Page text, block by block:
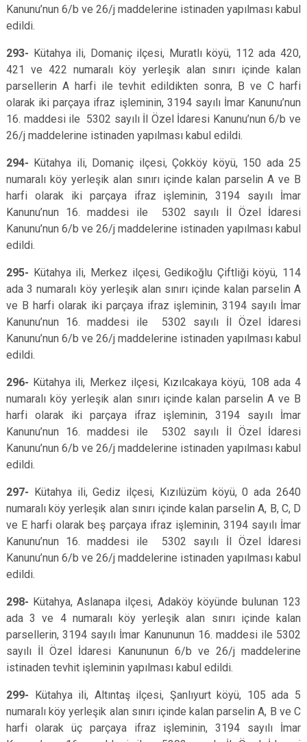
Kanunu’nun 6/b ve 26/j maddelerine istinaden yapılması kabul
edildi.
293- Kütahya ili, Domaniç ilçesi, Muratlı köyü, 112 ada 420,
421 ve 422 numaralı köy yerleşik alan sınırı içinde kalan
parsellerin A harfi ile tevhit edildikten sonra, B ve C harfi
olarak iki parçaya ifraz işleminin, 3194 sayılı İmar Kanunu’nun
16. maddesi ile 5302 sayılı İl Özel İdaresi Kanunu’nun 6/b ve
26/j maddelerine istinaden yapılması kabul edildi.
294- Kütahya ili, Domaniç ilçesi, Çokköy köyü, 150 ada 25
numaralı köy yerleşik alan sınırı içinde kalan parselin A ve B
harfi olarak iki parçaya ifraz işleminin, 3194 sayılı İmar
Kanunu’nun 16. maddesi ile 5302 sayılı İl Özel İdaresi
Kanunu’nun 6/b ve 26/j maddelerine istinaden yapılması kabul
edildi.
295- Kütahya ili, Merkez ilçesi, Gedikoğlu Çiftliği köyü, 114
ada 3 numaralı köy yerleşik alan sınırı içinde kalan parselin A
ve B harfi olarak iki parçaya ifraz işleminin, 3194 sayılı İmar
Kanunu’nun 16. maddesi ile 5302 sayılı İl Özel İdaresi
Kanunu’nun 6/b ve 26/j maddelerine istinaden yapılması kabul
edildi.
296- Kütahya ili, Merkez ilçesi, Kızılcakaya köyü, 108 ada 4
numaralı köy yerleşik alan sınırı içinde kalan parselin A ve B
harfi olarak iki parçaya ifraz işleminin, 3194 sayılı İmar
Kanunu’nun 16. maddesi ile 5302 sayılı İl Özel İdaresi
Kanunu’nun 6/b ve 26/j maddelerine istinaden yapılması kabul
edildi.
297- Kütahya ili, Gediz ilçesi, Kızılüzüm köyü, 0 ada 2640
numaralı köy yerleşik alan sınırı içinde kalan parselin A, B, C, D
ve E harfi olarak beş parçaya ifraz işleminin, 3194 sayılı İmar
Kanunu’nun 16. maddesi ile 5302 sayılı İl Özel İdaresi
Kanunu’nun 6/b ve 26/j maddelerine istinaden yapılması kabul
edildi.
298- Kütahya, Aslanapa ilçesi, Adaköy köyünde bulunan 123
ada 3 ve 4 numaralı köy yerleşik alan sınırı içinde kalan
parsellerin, 3194 sayılı İmar Kanununun 16. maddesi ile 5302
sayılı İl Özel İdaresi Kanununun 6/b ve 26/j maddelerine
istinaden tevhit işleminin yapılması kabul edildi.
299- Kütahya ili, Altıntaş ilçesi, Şanlıyurt köyü, 105 ada 5
numaralı köy yerleşik alan sınırı içinde kalan parselin A, B ve C
harfi olarak üç parçaya ifraz işleminin, 3194 sayılı İmar